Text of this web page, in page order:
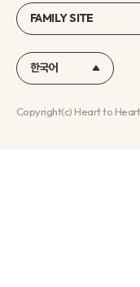
Copyright(c) Heart to
FAMILY SITE
한국어